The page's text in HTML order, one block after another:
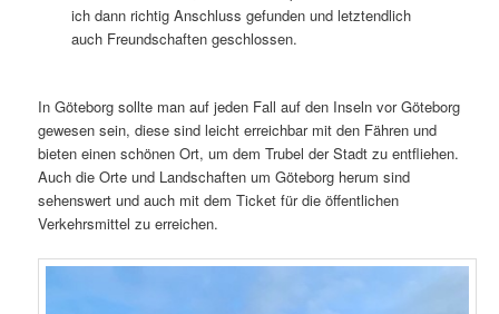
ich dann richtig Anschluss gefunden und letztendlich
auch Freundschaften geschlossen.
In Göteborg sollte man auf jeden Fall auf den Inseln vor Göteborg
gewesen sein, diese sind leicht erreichbar mit den Fähren und
bieten einen schönen Ort, um dem Trubel der Stadt zu entfliehen.
Auch die Orte und Landschaften um Göteborg herum sind
sehenswert und auch mit dem Ticket für die öffentlichen
Verkehrsmittel zu erreichen.